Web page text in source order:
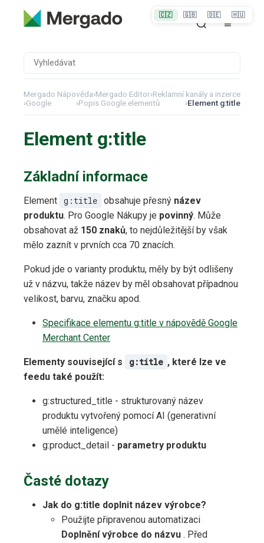
Mergado Nápověda›Mergado Editor›Reklamní kanály a inzerce
›Google ›Popis Google elementů ›Element g:title
Element g:title
Základní informace
Element g:title obsahuje přesný název
produktu. Pro Google Nákupy je povinný. Může
obsahovat až 150 znaků, to nejdůležitější by však
mělo zaznít v prvních cca 70 znacích.
Pokud jde o varianty produktu, měly by být odlišeny
už v názvu, takže název by měl obsahovat případnou
velikost, barvu, značku apod.
Specifikace elementu g:title v nápovědě Google
Merchant Center
Elementy související s g:title , které lze ve
feedu také použít:
g:structured_title - strukturovaný název
produktu vytvořený pomocí AI (generativní
umělé inteligence)
g:product_detail - parametry produktu
Časté dotazy
Jak do g:title doplnit název výrobce?
Použijte připravenou automatizaci
Doplnění výrobce do názvu . Před
🇨🇿 🇬🇧 🇩🇪 🇭🇺